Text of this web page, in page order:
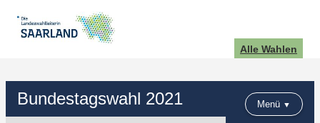
Alle Wahlen
Bundestagswahl 2021 Menü